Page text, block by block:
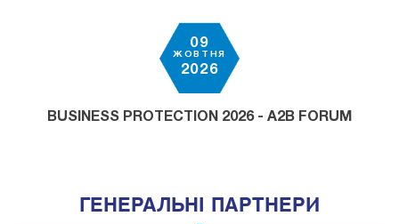
09
ЖОВТНЯ
2026
BUSINESS PROTECTION 2026 - A2B FORUM
ГЕНЕРАЛЬНІ ПАРТНЕРИ